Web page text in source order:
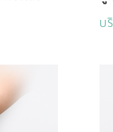
บ